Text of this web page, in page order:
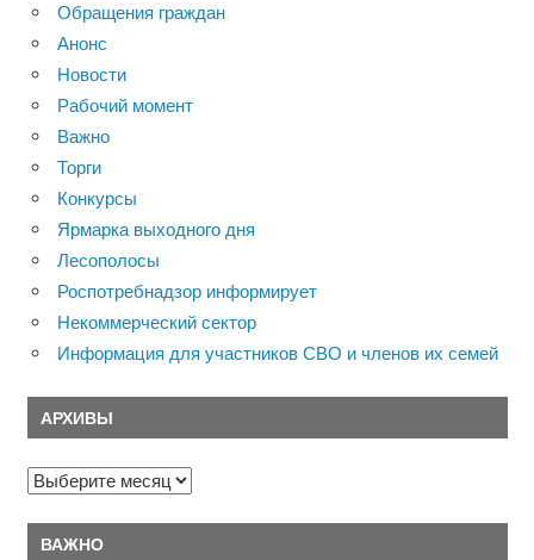
Обращения граждан
Анонс
Новости
Рабочий момент
Важно
Торги
Конкурсы
Ярмарка выходного дня
Лесополосы
Роспотребнадзор информирует
Некоммерческий сектор
Информация для участников СВО и членов их семей
АРХИВЫ
Архивы
ВАЖНО